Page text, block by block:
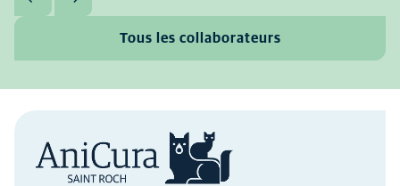
Tous les collaborateurs